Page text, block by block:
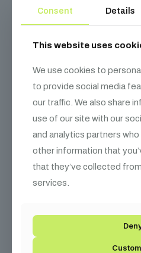
Consent Details
This website uses
We use cookies to
to provide social media
our traffic. We also share
use of our site with our
and analytics partners
other information that
that they’ve collected
services.